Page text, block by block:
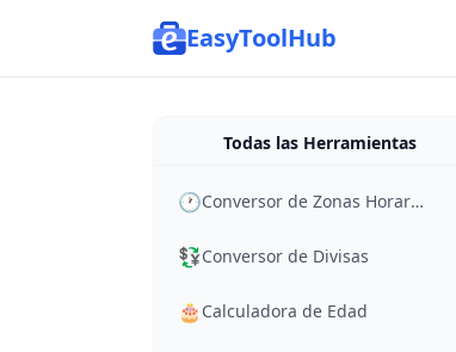
EasyToolHub
Todas las Herramientas
🕐 Conversor de Zonas Horarias
💱Conversor de Divisas
🎂 Calculadora de Edad